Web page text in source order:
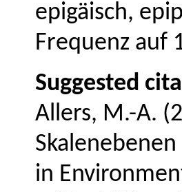
epigäisch,
Frequenz auf
Suggested
Allers, M.-A.
in